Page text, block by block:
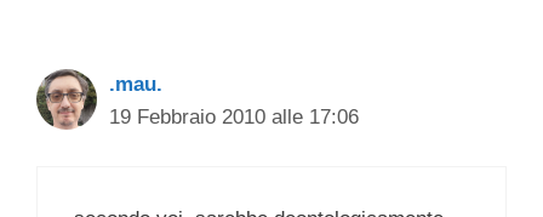
.mau.
19 Febbraio 2010 alle 17:06